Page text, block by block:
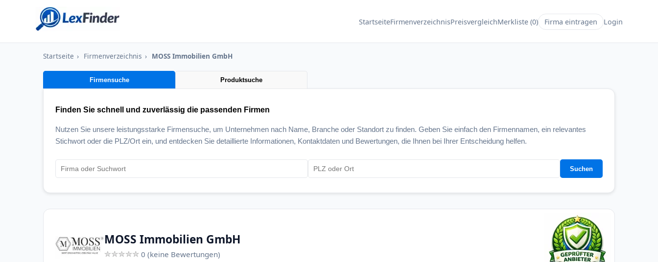
StartseiteFirmenverzeichnisPreisvergleichMerkliste (0) Firma eintragen Login
Startseite › Firmenverzeichnis › MOSS Immobilien GmbH
Firmensuche Produktsuche
Finden Sie schnell und zuverlässig die passenden Firmen
Nutzen Sie unsere leistungsstarke Firmensuche, um Unternehmen nach Name, Branche oder Standort zu finden. Geben Sie einfach den Firmennamen, ein relevantes
Stichwort oder die PLZ/Ort ein, und entdecken Sie detaillierte Informationen, Kontaktdaten und Bewertungen, die Ihnen bei Ihrer Entscheidung helfen.
Suchen
MOSS Immobilien GmbH
0 (keine Bewertungen)